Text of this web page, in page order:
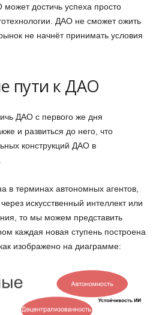
достичь успеха просто
ДАО не сможет ожить
не начнёт принимать условия
пути к ДАО
ДАО с первого же дня
и развиться до него, что
конструкций ДАО в
терминах автономных агентов,
искусственный интеллект или
то мы можем представить
каждая новая ступень построена
изображено на диаграмме: